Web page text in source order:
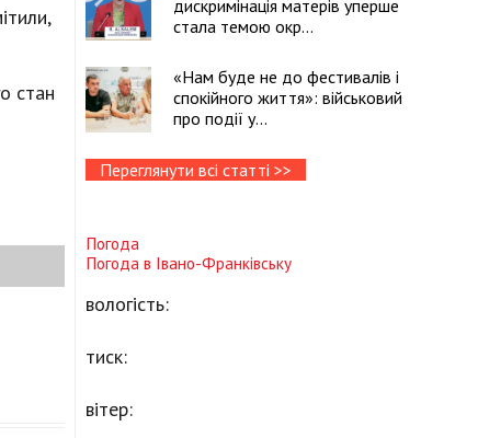
стан
дискримінація матерів уперше
стала темою окр...
«Нам буде не до фестивалів і
спокійного життя»: військовий
про події у...
Переглянути всі статті >>
Погода
Погода в Івано-Франківську
вологість:
тиск:
вітер: